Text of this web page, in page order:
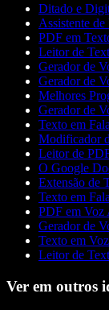
Ditado e
Assistente
PDF em
Leitor de
Gerador de
Gerador de
Melhores
Gerador de
Texto em
Modificador
Leitor de
O Google
Extensão de
Texto em
PDF em Voz
Gerador de
Texto em Voz
Leitor de
Ver em outros